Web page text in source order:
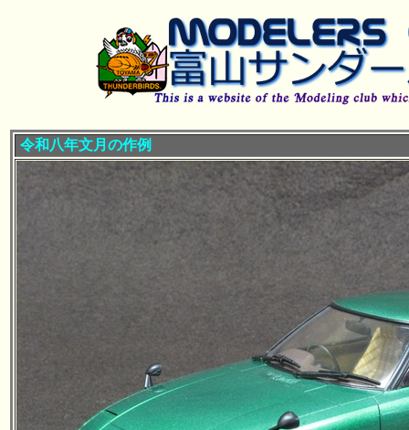
令和八年文月の作例